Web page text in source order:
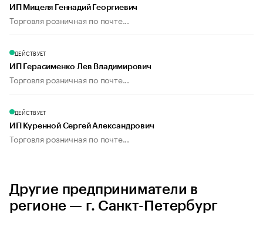
ИП Мицеля Геннадий Георгиевич
Торговля розничная по почте...
ДЕЙСТВУЕТ
ИП Герасименко Лев Владимирович
Торговля розничная по почте...
ДЕЙСТВУЕТ
ИП Куренной Сергей Александрович
Торговля розничная по почте...
Другие предприниматели в
регионе — г. Санкт-Петербург